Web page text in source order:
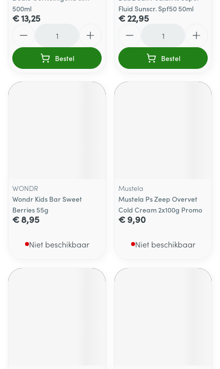
500ml
€ 13,25
Bestel
Fluid Sunscr. Spf50 50ml
€ 22,95
Bestel
WONDR
Wondr Kids Bar Sweet
Berries 55g
€ 8,95
Niet beschikbaar
Mustela
Mustela Ps Zeep Overvet
Cold Cream 2x100g Promo
€ 9,90
Niet beschikbaar